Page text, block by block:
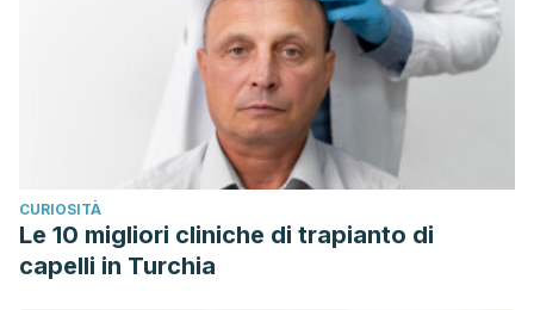
CURIOSITÀ
Le 10 migliori cliniche di trapianto di
capelli in Turchia